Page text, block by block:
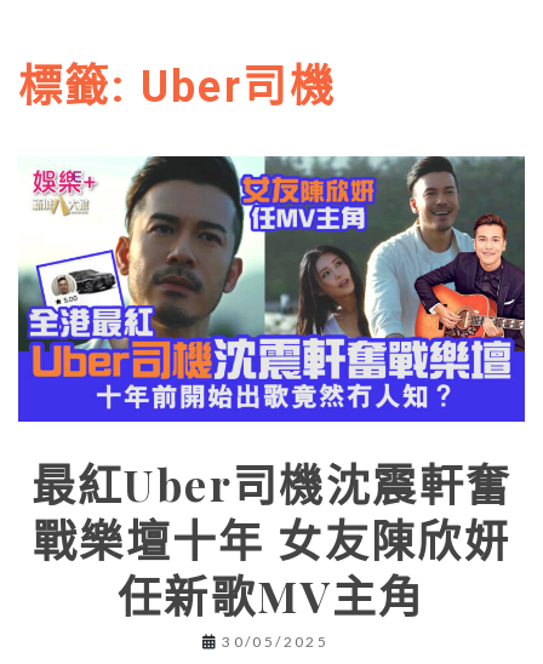
標籤: Uber司機
最紅Uber司機沈震軒奮
戰樂壇十年 女友陳欣妍
任新歌MV主角
30/05/2025